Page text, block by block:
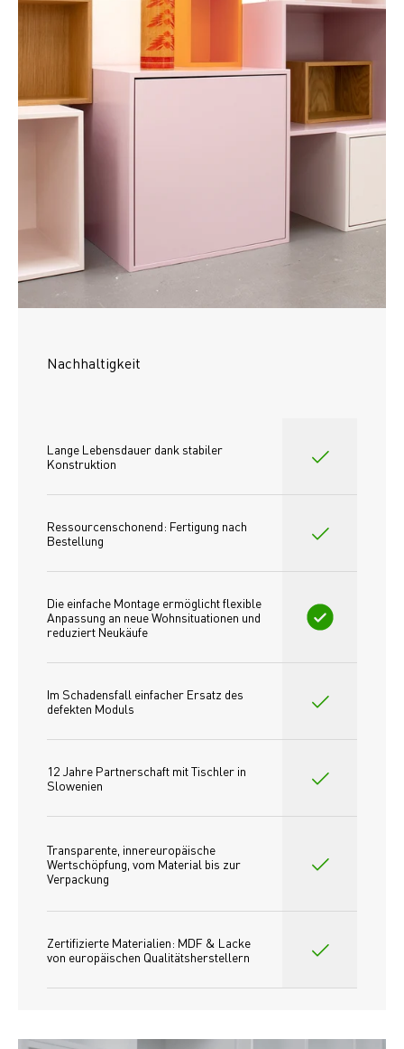
Nachhaltigkeit
Lange Lebensdauer dank stabiler
Konstruktion
Ressourcenschonend: Fertigung nach
Bestellung
Die einfache Montage ermöglicht flexible
Anpassung an neue Wohnsituationen und
reduziert Neukäufe
Im Schadensfall einfacher Ersatz des
defekten Moduls
12 Jahre Partnerschaft mit Tischler in
Slowenien
Transparente, innereuropäische
Wertschöpfung, vom Material bis zur
Verpackung
Zertifizierte Materialien: MDF & Lacke
von europäischen Qualitätsherstellern